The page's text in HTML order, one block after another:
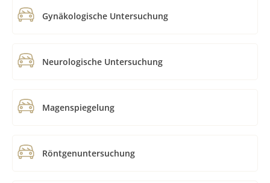
Gynäkologische Untersuchung
Neurologische Untersuchung
Magenspiegelung
Röntgenuntersuchung